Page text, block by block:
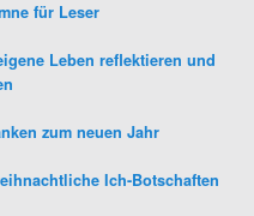
für Leser
Leben reflektieren und
zum neuen Jahr
Ich-Botschaften